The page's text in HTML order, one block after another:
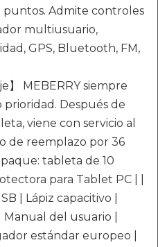
Admite controles
multiusuario,
GPS, Bluetooth, FM,
】 MEBERRY siempre
Después de
viene con servicio al
de reemplazo por 36
tableta de 10
para Tablet PC | |
| Lápiz capacitivo |
del usuario |
estándar europeo |